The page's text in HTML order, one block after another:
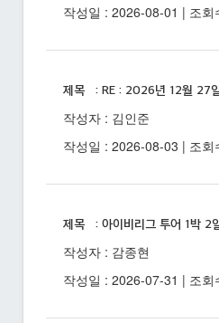
작성일 : 2026-08-01 | 조회
제목 : RE : 2026년 12월 27
작성자 : 김인준
작성일 : 2026-08-03 | 조회
제목 : 아이비리그 투어 1박 2
작성자 : 감종현
작성일 : 2026-07-31 | 조회